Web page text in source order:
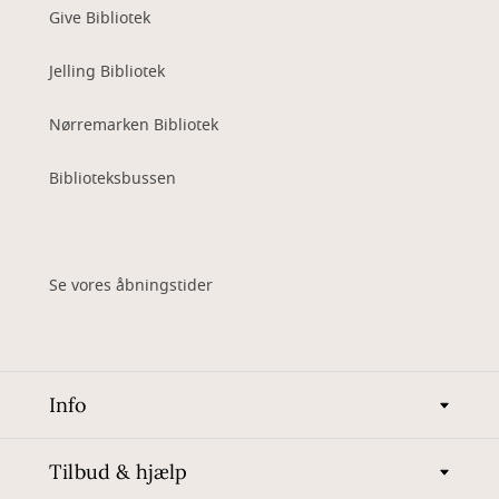
Give Bibliotek
Jelling Bibliotek
Nørremarken Bibliotek
Biblioteksbussen
Se vores åbningstider
Info
Tilbud & hjælp